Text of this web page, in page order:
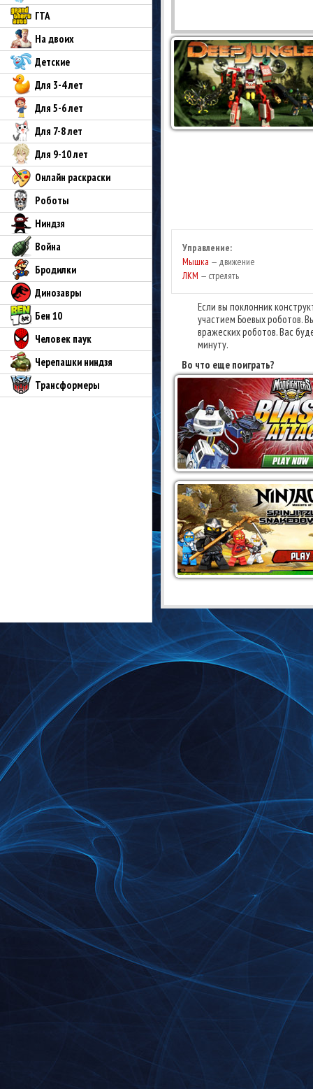
ГТА
На двоих
Детские
Для 3-4 лет
Для 5-6 лет
Для 7-8 лет
Для 9-10 лет
Онлайн раскраски
Роботы
Ниндзя
Война
Бродилки
Динозавры
Бен 10
Человек паук
Черепашки ниндзя
Трансформеры
Управление:
Мышка — движение
ЛКМ — стрелять
Если вы поклонник
участием Боевых роботов.
вражеских роботов. Вас
минуту.
Во что еще поиграть?